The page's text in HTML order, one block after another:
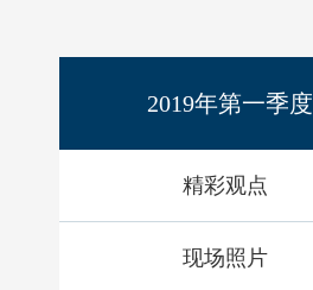
2019年第一季度
精彩观点
现场照片